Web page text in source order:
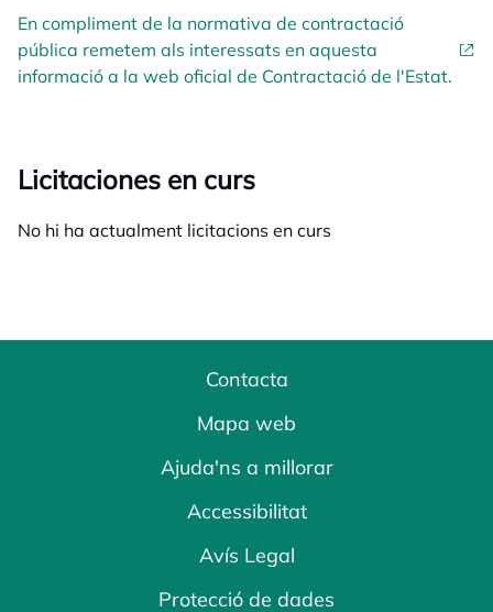
En compliment de la normativa de contractació
pública remetem als interessats en aquesta
informació a la web oficial de Contractació de l'Estat.
Licitaciones en curs
No hi ha actualment licitacions en curs
Contacta
Mapa web
Ajuda'ns a millorar
Accessibilitat
Avís Legal
Protecció de dades